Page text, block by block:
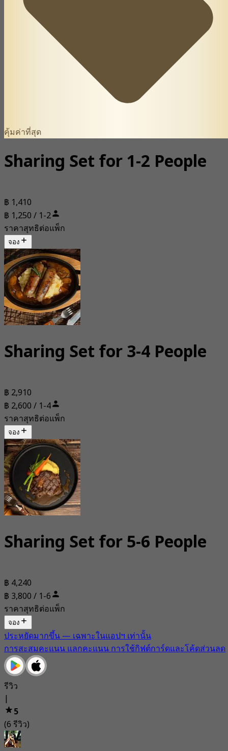
คุ้มค่าที่สุด
Sharing Set for 1-2 People
฿ 1,410
฿ 1,250 / 1-2
ราคาสุทธิต่อแพ็ก
จอง
Sharing Set for 3-4 People
฿ 2,910
฿ 2,600 / 1-4
ราคาสุทธิต่อแพ็ก
จอง
Sharing Set for 5-6 People
฿ 4,240
฿ 3,800 / 1-6
ราคาสุทธิต่อแพ็ก
จอง
ประหยัดมากขึ้น — เฉพาะในแอปฯ เท่านั้น
การสะสมคะแนน แลกคะแนน การใช้กิฟต์การ์ดและโค้ดส่วนลด
รีวิว
|
5
(6 รีวิว)